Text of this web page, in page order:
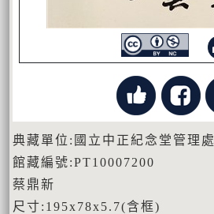
典藏單位:國立中正紀念堂管理處
館藏編號:PT10007200
蔡鼎新
尺寸:195x78x5.7(含框)